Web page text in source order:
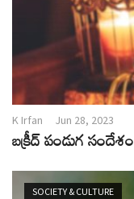
K Irfan Jun 28, 2023
బక్రీద్ పండుగ సందేశం
SOCIETY & CULTURE